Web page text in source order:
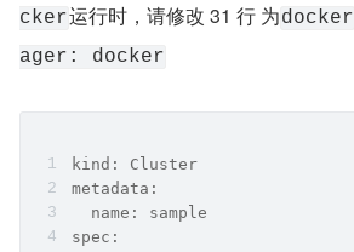
cker运行时，请修改 31 行 为docker
ager: docker
kind: Cluster
metadata:
  name: sample
spec: